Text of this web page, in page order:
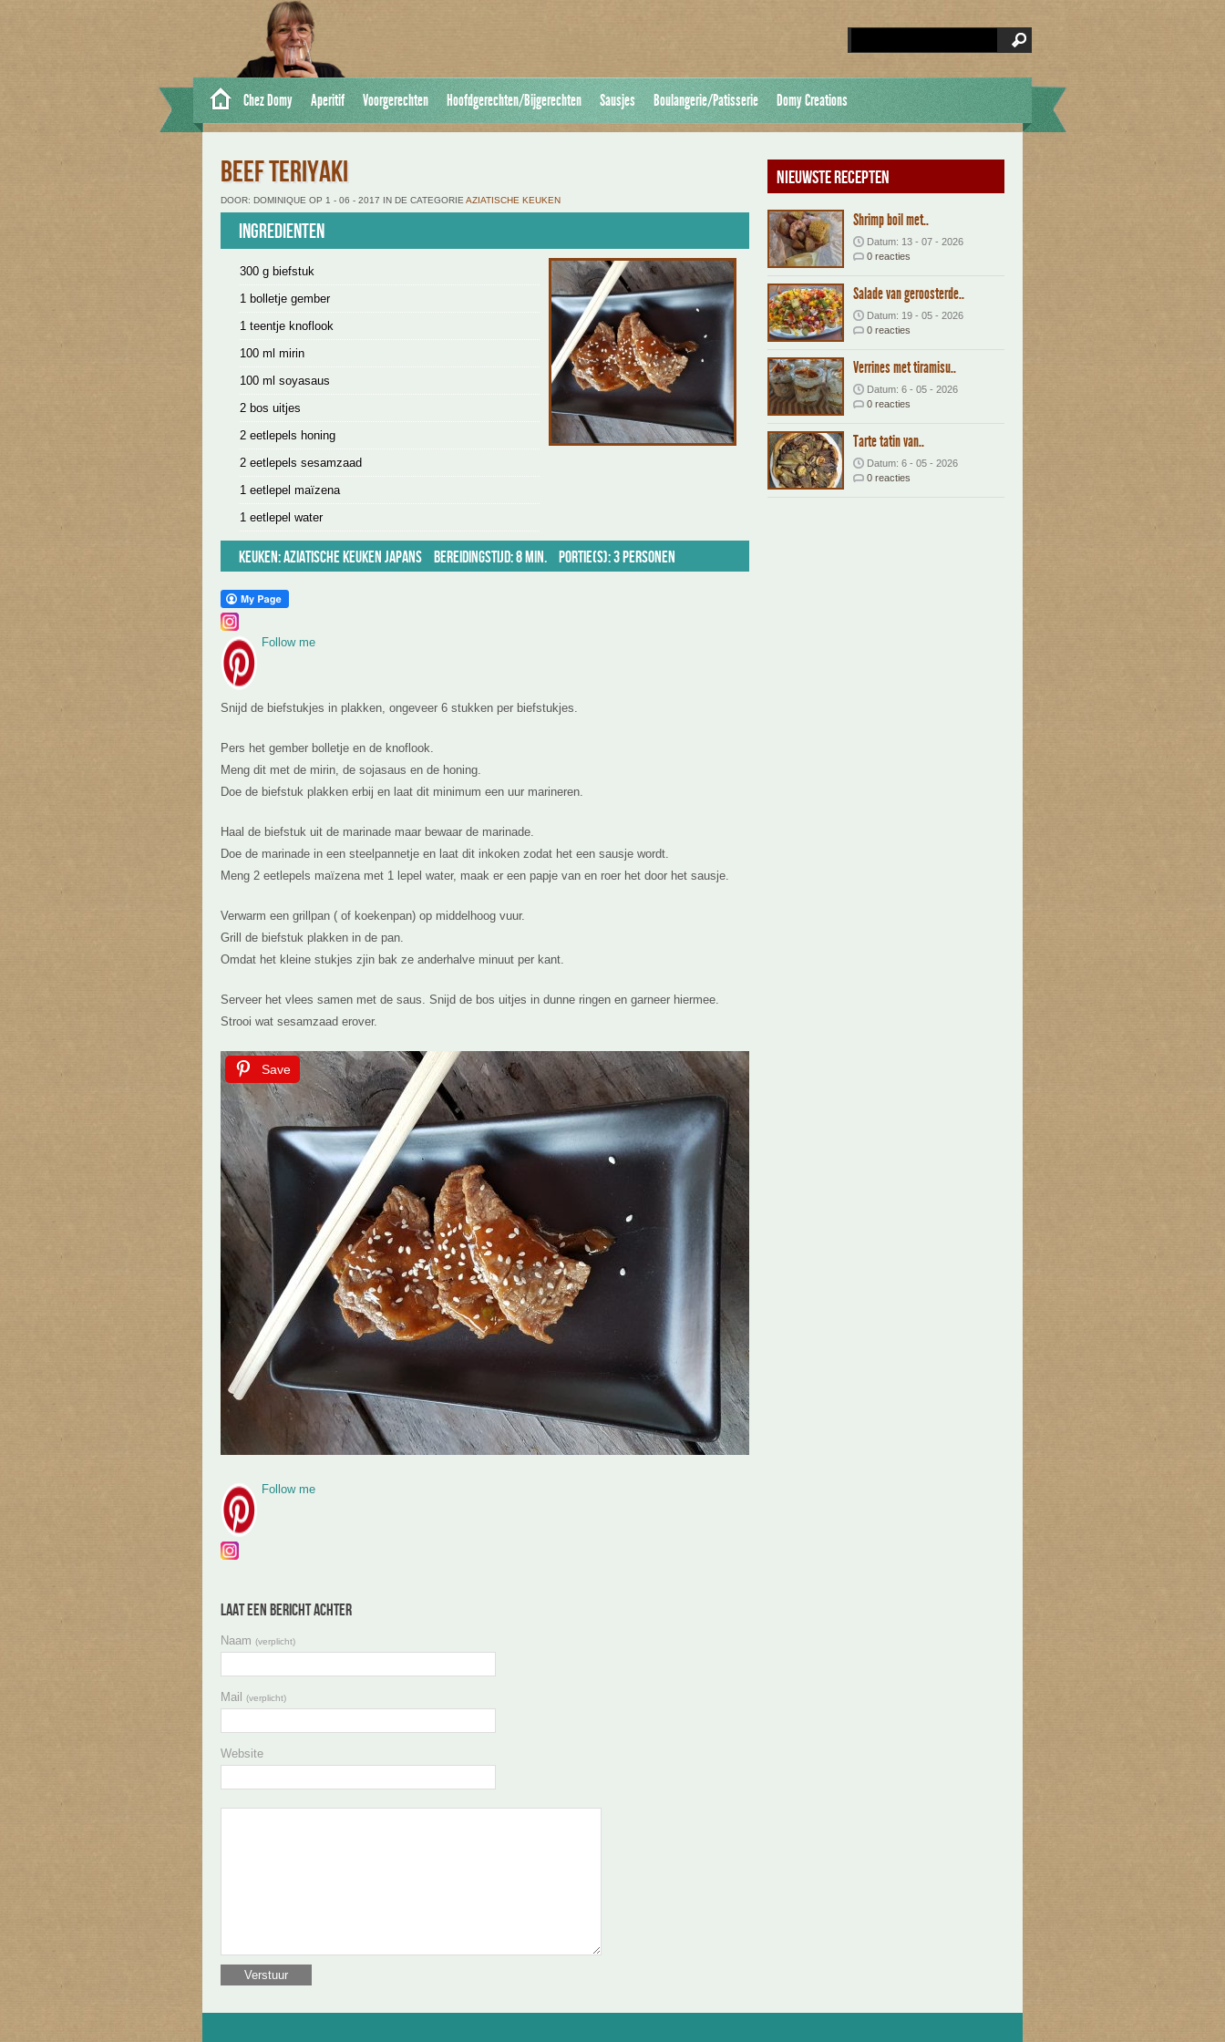
Chez Domy Aperitif Voorgerechten Hoofdgerechten/Bijgerechten Sausjes Boulangerie/Patisserie Domy Creations
BEEF TERIYAKI
DOOR: DOMINIQUE OP 1 - 06 - 2017 IN DE CATEGORIE AZIATISCHE KEUKEN
Ingredienten
300 g biefstuk
1 bolletje gember
1 teentje knoflook
100 ml mirin
100 ml soyasaus
2 bos uitjes
2 eetlepels honing
2 eetlepels sesamzaad
1 eetlepel maïzena
1 eetlepel water
Keuken:Aziatische keuken Japans Bereidingstijd: 8 min. Portie(s): 3 personen
Follow me
Snijd de biefstukjes in plakken, ongeveer 6 stukken per biefstukjes.
Pers het gember bolletje en de knoflook.
Meng dit met de mirin, de sojasaus en de honing.
Doe de biefstuk plakken erbij en laat dit minimum een uur marineren.
Haal de biefstuk uit de marinade maar bewaar de marinade.
Doe de marinade in een steelpannetje en laat dit inkoken zodat het een sausje wordt.
Meng 2 eetlepels maïzena met 1 lepel water, maak er een papje van en roer het door het sausje.
Verwarm een grillpan ( of koekenpan) op middelhoog vuur.
Grill de biefstuk plakken in de pan.
Omdat het kleine stukjes zjin bak ze anderhalve minuut per kant.
Serveer het vlees samen met de saus. Snijd de bos uitjes in dunne ringen en garneer hiermee.
Strooi wat sesamzaad erover.
Save
Follow me
Laat een bericht achter
Naam (verplicht)
Mail (verplicht)
Website
Nieuwste recepten
Shrimp boil met..
Datum: 13 - 07 - 2026
0 reacties
Salade van geroosterde..
Datum: 19 - 05 - 2026
0 reacties
Verrines met tiramisu..
Datum: 6 - 05 - 2026
0 reacties
Tarte tatin van..
Datum: 6 - 05 - 2026
0 reacties